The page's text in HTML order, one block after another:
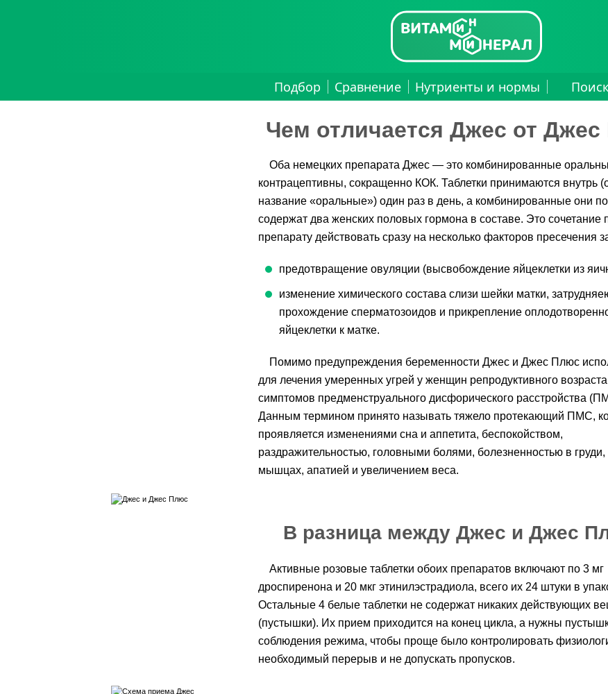
Подбор Сравнение Нутриенты и нормы
Чем отличается Джес от
Оба немецких препарата Джес — это комбинированные
контрацептивны, сокращенно КОК. Таблетки принимаются внутрь
название «оральные») один раз в день, а комбинированные они
содержат два женских половых гормона в составе. Это сочетание
препарату действовать сразу на несколько факторов пресечения
предотвращение овуляции (высвобождение яйцеклетки из
изменение химического состава слизи шейки матки,
прохождение сперматозоидов и прикрепление
яйцеклетки к матке.
Помимо предупреждения беременности Джес и Джес Плюс
для лечения умеренных угрей у женщин репродуктивного
симптомов предменструального дисфорического расстройства
Данным термином принято называть тяжело протекающий ПМС,
проявляется изменениями сна и аппетита, беспокойством,
раздражительностью, головными болями, болезненностью в груди,
мышцах, апатией и увеличением веса.
В разница между Джес и Джес
Активные розовые таблетки обоих препаратов включают по 3 мг
дроспиренона и 20 мкг этинилэстрадиола, всего их 24 штуки в
Остальные 4 белые таблетки не содержат никаких действующих
(пустышки). Их прием приходится на конец цикла, а нужны
соблюдения режима, чтобы проще было контролировать
необходимый перерыв и не допускать пропусков.